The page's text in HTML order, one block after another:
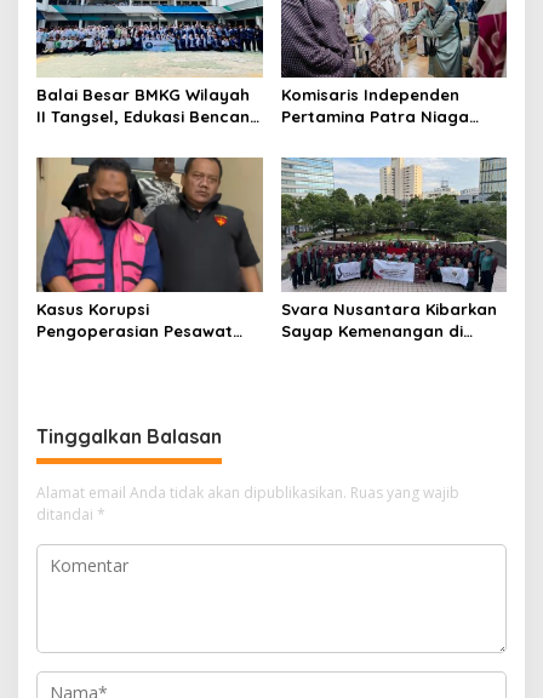
Balai Besar BMKG Wilayah
II Tangsel, Edukasi Bencana
kepada pelajar UPTD SMPN
23
Komisaris Independen
Pertamina Patra Niaga
Mitra Binaan dengan
Sentuhan Kemanusiaan dan
Keberlanjutan
Kasus Korupsi
Pengoperasian Pesawat
Svara Nusantara Kibarkan
Sayap Kemenangan di
Tinggalkan Balasan
Alamat email Anda tidak akan dipublikasikan. Ruas yang wajib
ditandai *